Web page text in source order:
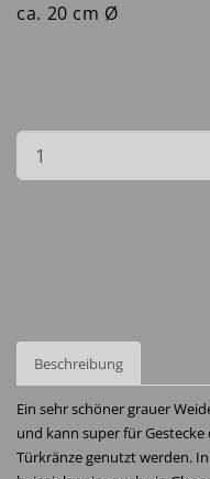
ca. 20 cm Ø
Beschreibung
Ein sehr schöner grauer
und kann super für
Türkränze genutzt werden.